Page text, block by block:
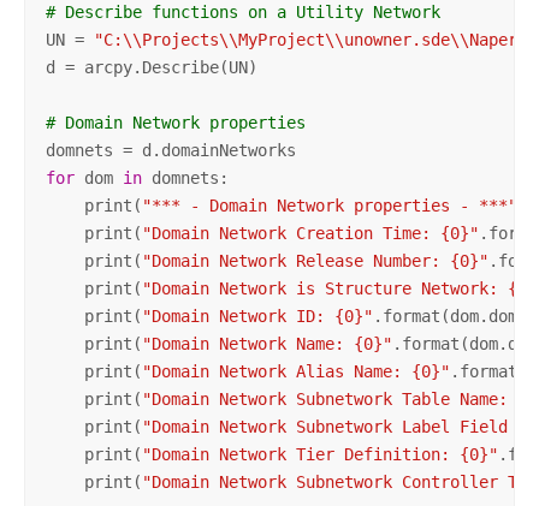
# Describe functions on a Utility Network
UN =
d = arcpy.Describe(UN)
# Domain Network properties
for dom in domnets:
    print(
"*** - Domain Network properties - ***"
    print(
"Domain Network Creation Time: {0}"
    print(
"Domain Network Release Number: {0}"
    print(
"Domain Network is Structure Network:
    print(
"Domain Network ID: {0}"
    print(
"Domain Network Name: {0}"
    print(
"Domain Network Alias Name: {0}"
    print(
"Domain Network Subnetwork Table Name:
    print(
"Domain Network Subnetwork Label Field
    print(
"Domain Network Tier Definition: {0}"
    print(
"Domain Network Subnetwork Controller